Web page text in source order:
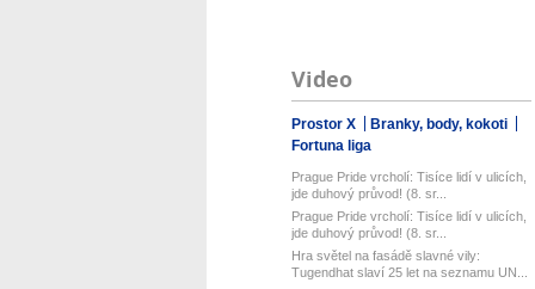
Video
Prostor X
Branky, body, kokoti
Fortuna liga
Prague Pride vrcholí: Tisíce lidí v ulicích,
jde duhový průvod! (8. sr...
Prague Pride vrcholí: Tisíce lidí v ulicích,
jde duhový průvod! (8. sr...
Hra světel na fasádě slavné vily:
Tugendhat slaví 25 let na seznamu UN...